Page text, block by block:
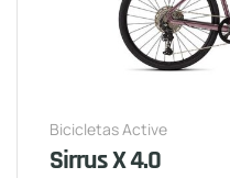
Bicicletas Active
Sirrus X 4.0